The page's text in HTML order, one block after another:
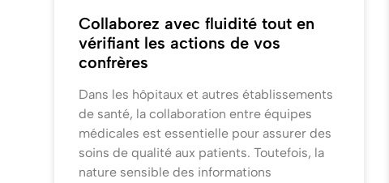
Collaborez avec fluidité tout en
vérifiant les actions de vos
confrères
Dans les hôpitaux et autres établissements
de santé, la collaboration entre équipes
médicales est essentielle pour assurer des
soins de qualité aux patients. Toutefois, la
nature sensible des informations